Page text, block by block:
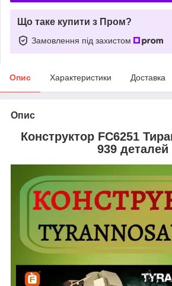
Що таке купити з Пром?
Замовлення під захистом
Опис Характеристики Доставка
Опис
Конструктор FC6251
939 деталей